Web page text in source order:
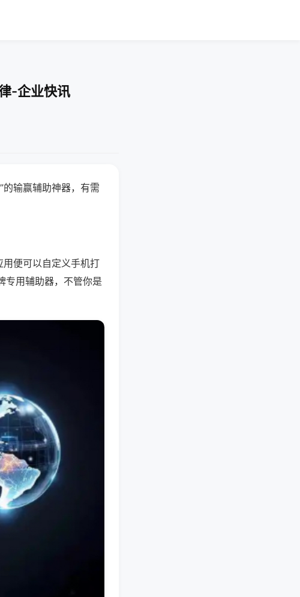
-企业快讯
输赢辅助神器，有需
用便可以自定义手机打
专用辅助器，不管你是